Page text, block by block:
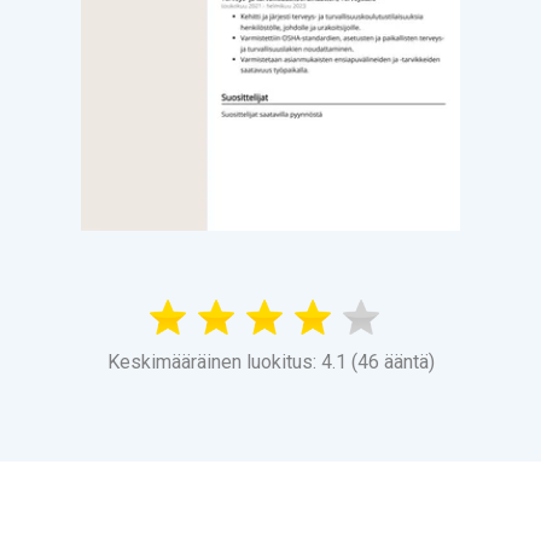
Keskimääräinen luokitus: 4.1 (46 ääntä)